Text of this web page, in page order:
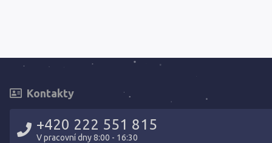
Kontakty
+420 222 551 815
V pracovní dny 8:00 - 16:30